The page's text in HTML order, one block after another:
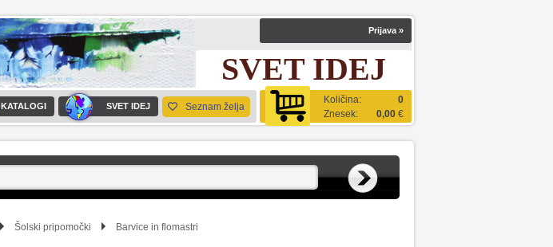
Prijava »
SVET IDEJ
Količina:
0
Znesek:
0,00 €
KATALOGI SVET IDEJ Seznam želja
Šolski pripomočki Barvice in flomastri